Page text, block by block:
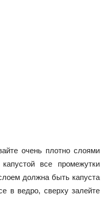
очень плотно слоями
все промежутки
должна быть капуста
в ведро, сверху залейте